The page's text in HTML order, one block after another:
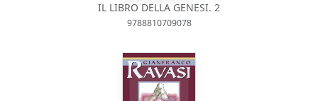
IL LIBRO DELLA GENESI. 2
9788810709078